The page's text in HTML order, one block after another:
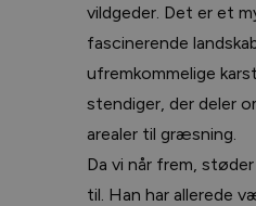
vildgeder. Det er et
fascinerende
ufremkommelige
stendiger, der deler
arealer til græsning.
Da vi når frem,
til. Han har allerede